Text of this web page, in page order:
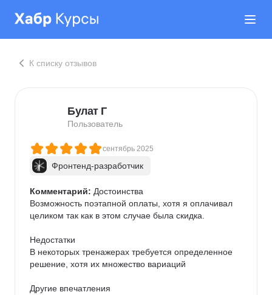
К списку отзывов
Булат Г
Пользователь
сентябрь 2025
Фронтенд-разработчик
Комментарий: Достоинства
Возможность поэтапной оплаты, хотя я оплачивал
целиком так как в этом случае была скидка.
Недостатки
В некоторых тренажерах требуется определенное
решение, хотя их множество вариаций
Другие впечатления